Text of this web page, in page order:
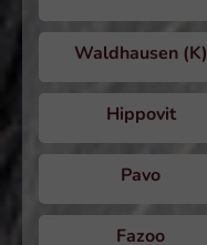
Waldhausen (K)
Hippovit
Pavo
Fazoo